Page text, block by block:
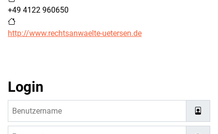
+49 4122 960650
Website:
http://www.rechtsanwaelte-uetersen.de
Login